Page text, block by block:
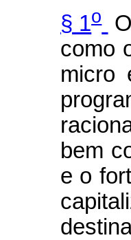
§ 1o
como
micro
bem
e o